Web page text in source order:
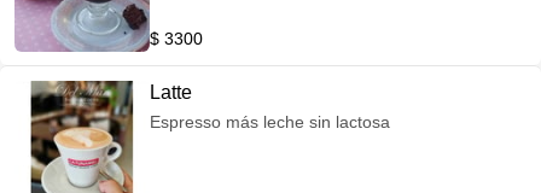
Guatemala Volcán de Oro, Costa Rica Tarrazú,
mezclado con chocolate , leche y espuma de
leche.
$ 3300
Latte
Espresso más leche sin lactosa